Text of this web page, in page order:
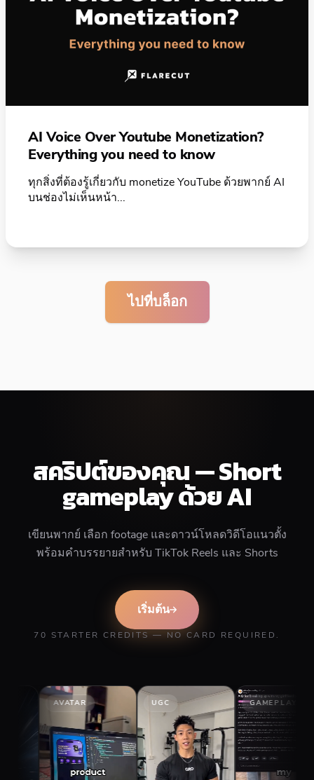
AI Voice Over Youtube Monetization?
Everything you need to know
ทุกสิ่งที่ต้องรู้เกี่ยวกับ monetize YouTube ด้วยพากย์ AI
บนช่องไม่เห็นหน้า...
ไปที่บล็อก
สคริปต์ของคุณ — Short
gameplay ด้วย AI
เขียนพากย์ เลือก footage และดาวน์โหลดวิดีโอแนวตั้ง
พร้อมคำบรรยายสำหรับ TikTok Reels และ Shorts
เริ่มต้น
70 STARTER CREDITS — NO CARD REQUIRED.
GAMEPLAY